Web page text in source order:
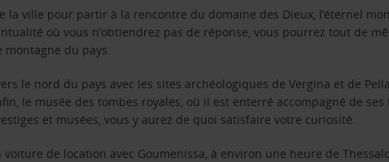
la ville pour partir à la rencontre du domaine des Dieux, l’éternel
où vous n’obtiendrez pas de réponse, vous pourrez tout de
du pays.
le nord du pays avec les sites archéologiques de Vergina et de
le musée des tombes royales, où il est enterré accompagné de
et musées, vous y aurez de quoi satisfaire votre curiosité.
de location avec Goumenissa, à environ une heure de